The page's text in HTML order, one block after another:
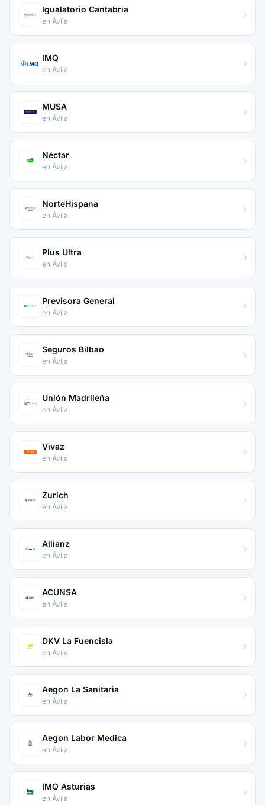
Igualatorio Cantabria
en Ávila
IMQ
en Ávila
MUSA
en Ávila
Néctar
en Ávila
NorteHispana
en Ávila
Plus Ultra
en Ávila
Previsora General
en Ávila
Seguros Bilbao
en Ávila
Unión Madrileña
en Ávila
Vivaz
en Ávila
Zurich
en Ávila
Allianz
en Ávila
ACUNSA
en Ávila
DKV La Fuencisla
en Ávila
Aegon La Sanitaria
en Ávila
Aegon Labor Medica
en Ávila
IMQ Asturias
en Ávila